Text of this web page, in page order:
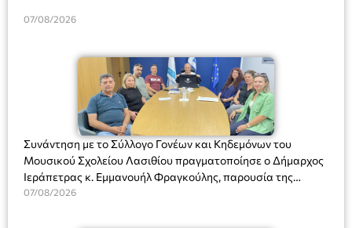
07/08/2026
Συνάντηση με το Σύλλογο Γονέων και Κηδεμόνων του
Μουσικού Σχολείου Λασιθίου πραγματοποίησε ο Δήμαρχος
Ιεράπετρας κ. Εμμανουήλ Φραγκούλης, παρουσία της
Διευθύντριας του σχολείου κας Μαριάννας Χαΐτα.
07/08/2026